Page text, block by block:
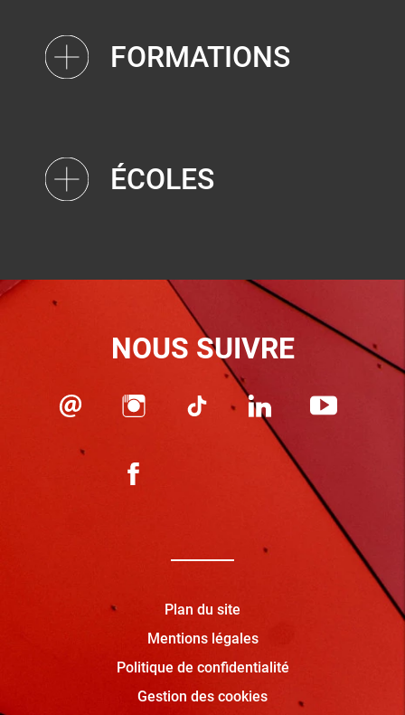
FORMATIONS
ÉCOLES
NOUS SUIVRE
Plan du site
Mentions légales
Politique de confidentialité
Gestion des cookies